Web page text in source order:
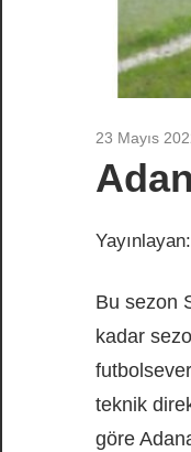
23 Mayıs
Yayınlayan:
Bu sezon
kadar
teknik
göre